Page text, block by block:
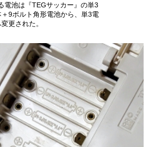
電池は『TEGサッカー』の単3
＋9ボルト角形電池から、単3電
更された。